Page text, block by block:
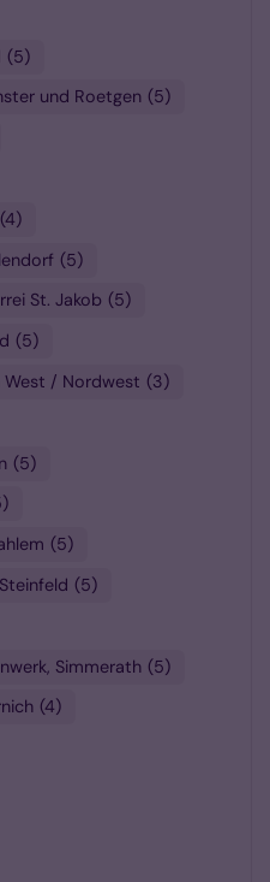
5
und Roetgen
5
4
5
St. Jakob
5
5
West / Nordwest 3
5
5
5
Simmerath 5
4